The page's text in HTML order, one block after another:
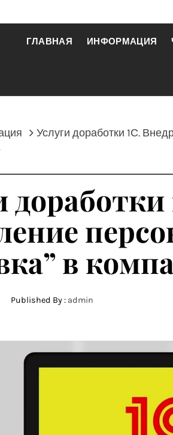
ГЛАВНАЯ ИНФОРМАЦИЯ
Услуги доработки 1С.
в
Published By : admin